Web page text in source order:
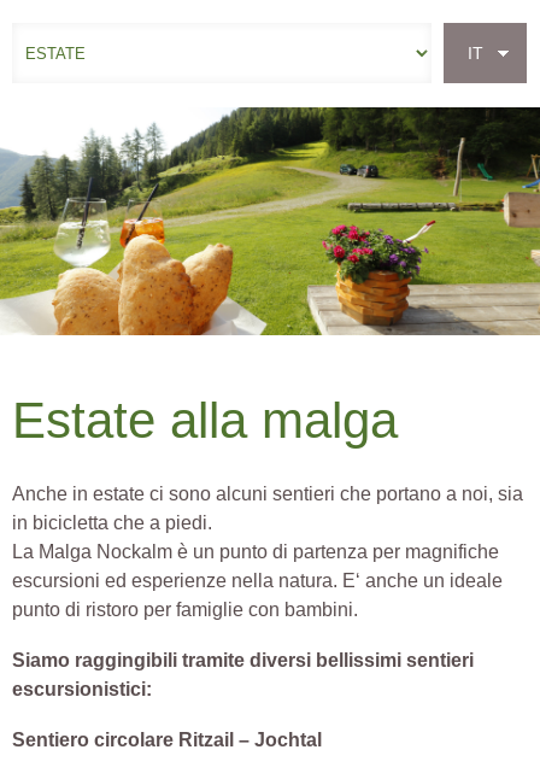
Estate alla malga
Anche in estate ci sono alcuni sentieri che portano a noi, sia
in bicicletta che a piedi.
La Malga Nockalm è un punto di partenza per magnifiche
escursioni ed esperienze nella natura. E‘ anche un ideale
punto di ristoro per famiglie con bambini.
Siamo raggingibili tramite diversi bellissimi sentieri
escursionistici:
Sentiero circolare Ritzail – Jochtal
IT